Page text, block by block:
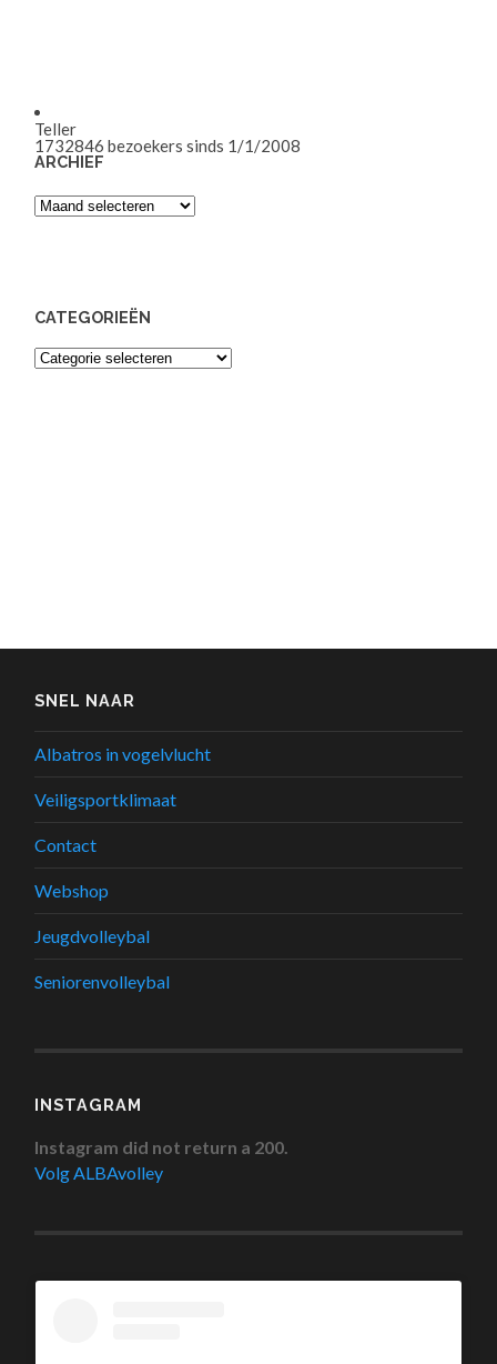
Teller
1732846 bezoekers sinds 1/1/2008
ARCHIEF
Archief
CATEGORIEËN
Categorieën
SNEL NAAR
Albatros in vogelvlucht
Veiligsportklimaat
Contact
Webshop
Jeugdvolleybal
Seniorenvolleybal
INSTAGRAM
Instagram did not return a 200.
Volg ALBAvolley